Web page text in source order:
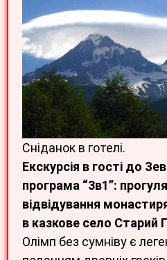
Сніданок в готелі.
Екскурсія в гості до
програма “3в1”:
відвідування
в казкове село Старий
Олімп без сумніву є